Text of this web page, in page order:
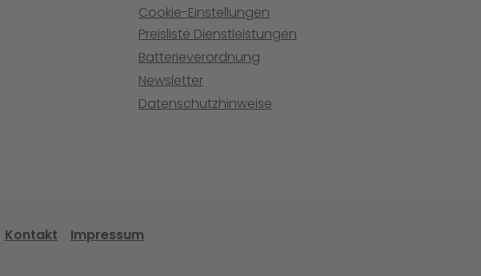
Cookie-Einstellungen
Preisliste Dienstleistungen
Batterieverordnung
Newsletter
Datenschutzhinweise
Kontakt Impressum